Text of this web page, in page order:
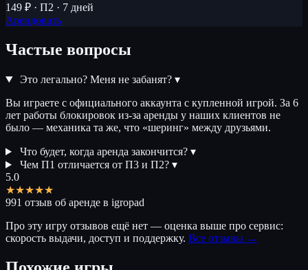
149 ₽ · П2 · 7 дней
Арендовать
Частые вопросы
Это легально? Меня не забанят? ▾
Вы играете с официального аккаунта с купленной игрой. За 6
лет работы блокировок из-за аренды у наших клиентов не
было — механика та же, что «шеринг» между друзьями.
Что будет, когда аренда закончится? ▾
Чем П1 отличается от П3 и П2? ▾
5.0
★★★★★
991 отзыв об аренде в igropad
Про эту игру отзывов ещё нет — оценка выше про сервис:
скорость выдачи, доступ и поддержку. Все отзывы →